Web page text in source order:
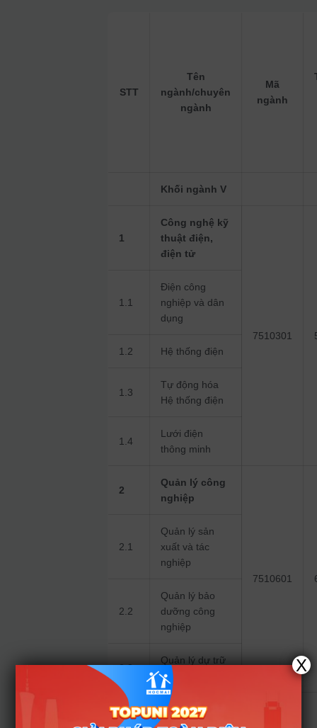
STT
Tên
ngành/chuyên
ngành
Mã
ngành
Khối ngành V
1
Công nghệ kỹ
thuật điện,
điện tử
7510301
1.1
Điện công
nghiệp và dân
dụng
1.2 Hệ thống điện
1.3
Tự động hóa
Hệ thống điện
1.4
Lưới điện
thông minh
2
Quản lý công
nghiệp
7510601
2.1
Quản lý sản
xuất và tác
nghiệp
2.2
Quản lý bảo
dưỡng công
nghiệp
2.3
Quản lý dự trữ
và kho hàng
3
Công nghệ kỹ
thuật điện tử
X